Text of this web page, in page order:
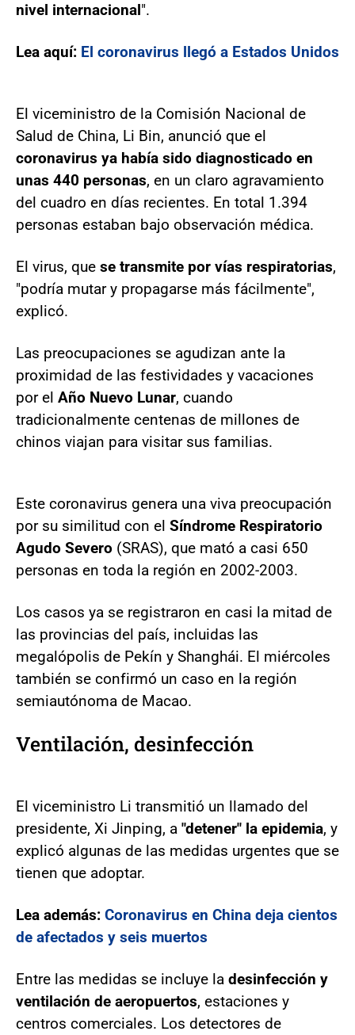
nivel internacional".
Lea aquí: El coronavirus llegó a Estados Unidos
El viceministro de la Comisión Nacional de
Salud de China, Li Bin, anunció que el
coronavirus ya había sido diagnosticado en
unas 440 personas, en un claro agravamiento
del cuadro en días recientes. En total 1.394
personas estaban bajo observación médica.
El virus, que se transmite por vías respiratorias,
"podría mutar y propagarse más fácilmente",
explicó.
Las preocupaciones se agudizan ante la
proximidad de las festividades y vacaciones
por el Año Nuevo Lunar, cuando
tradicionalmente centenas de millones de
chinos viajan para visitar sus familias.
Este coronavirus genera una viva preocupación
por su similitud con el Síndrome Respiratorio
Agudo Severo (SRAS), que mató a casi 650
personas en toda la región en 2002-2003.
Los casos ya se registraron en casi la mitad de
las provincias del país, incluidas las
megalópolis de Pekín y Shanghái. El miércoles
también se confirmó un caso en la región
semiautónoma de Macao.
Ventilación, desinfección
El viceministro Li transmitió un llamado del
presidente, Xi Jinping, a "detener" la epidemia, y
explicó algunas de las medidas urgentes que se
tienen que adoptar.
Lea además: Coronavirus en China deja cientos
de afectados y seis muertos
Entre las medidas se incluye la desinfección y
ventilación de aeropuertos, estaciones y
centros comerciales. Los detectores de